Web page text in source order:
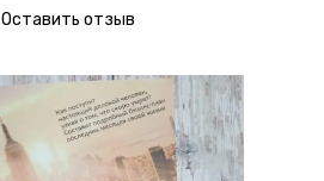
Оставить отзыв